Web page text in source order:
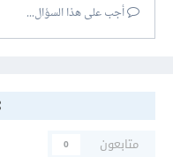
أجب على هذا السؤال...
متابعون
0